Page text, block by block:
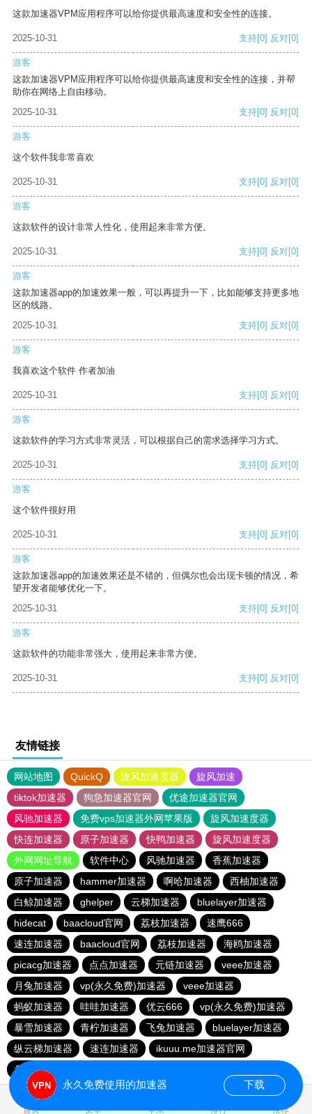
这款加速器VPM应用程序可以给你提供最高速度和安全性的连接。
2025-10-31 支持[0] 反对[0]
游客
这款加速器VPM应用程序可以给你提供最高速度和安全性的连接，并帮
助你在网络上自由移动。
2025-10-31
支持[0] 反对[0]
游客
这个软件我非常喜欢
2025-10-31 支持[0] 反对[0]
游客
这款软件的设计非常人性化，使用起来非常方便。
2025-10-31 支持[0] 反对[0]
游客
这款加速器app的加速效果一般，可以再提升一下，比如能够支持更多地
区的线路。
2025-10-31
支持[0] 反对[0]
游客
我喜欢这个软件 作者加油
2025-10-31 支持[0] 反对[0]
游客
这款软件的学习方式非常灵活，可以根据自己的需求选择学习方式。
2025-10-31 支持[0] 反对[0]
游客
这个软件很好用
2025-10-31 支持[0] 反对[0]
游客
这款加速器app的加速效果还是不错的，但偶尔也会出现卡顿的情况，希
望开发者能够优化一下。
2025-10-31
支持[0] 反对[0]
游客
这款软件的功能非常强大，使用起来非常方便。
2025-10-31 支持[0] 反对[0]
友情链接
网站地图 QuickQ 旋风加速度器
旋风加速
tiktok加速器
狗急加速器官网
优途加速器官网
风驰加速器
免费vps加速器外网苹果版
旋风加速度器
快连加速器
原子加速器 快鸭加速器
旋风加速度器
外网网址导航
软件中心 风驰加速器
香蕉加速器
原子加速器
hammer加速器 啊哈加速器
西柚加速器
白鲸加速器
ghelper 云梯加速器
bluelayer加速器
hidecat
baacloud官网 荔枝加速器
速鹰666
速连加速器
baacloud官网 荔枝加速器
海鸥加速器
picacg加速器
点点加速器 元链加速器
veee加速器
月兔加速器
vp(永久免费)加速器
veee加速器
蚂蚁加速器
哇哇加速器 优云666
vp(永久免费)加速器
暴雪加速器
青柠加速器 飞兔加速器
bluelayer加速器
纵云梯加速器
速连加速器
ikuuu.me加速器官网
盘古加速器
首页 安卓 苹果 排行 推荐
永久免费使用的加速器 下载
1.640344s